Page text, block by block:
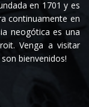
en 1701 y es
continuamente en
neogótica es una
Venga a visitar
bienvenidos!